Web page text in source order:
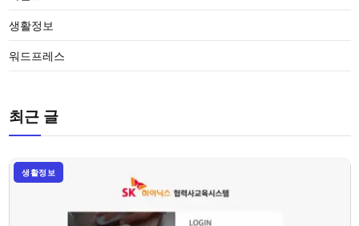
생활정보
워드프레스
최근 글
생활정보